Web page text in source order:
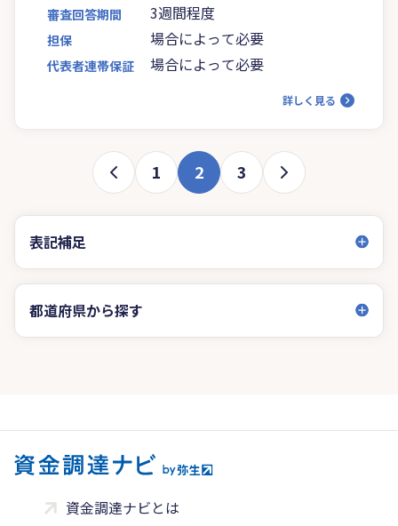
審査回答期間 3週間程度
担保 場合によって必要
代表者連帯保証 場合によって必要
詳しく見る
1 2 3
表記補足
都道府県から探す
資金調達ナビとは